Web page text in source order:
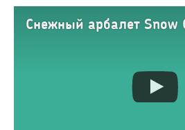
Снежный арбалет Snow